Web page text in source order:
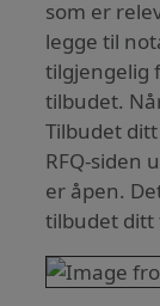
som er
legge til
tilgjengelig
tilbudet.
Tilbudet
RFQ-siden
er åpen.
tilbudet ditt